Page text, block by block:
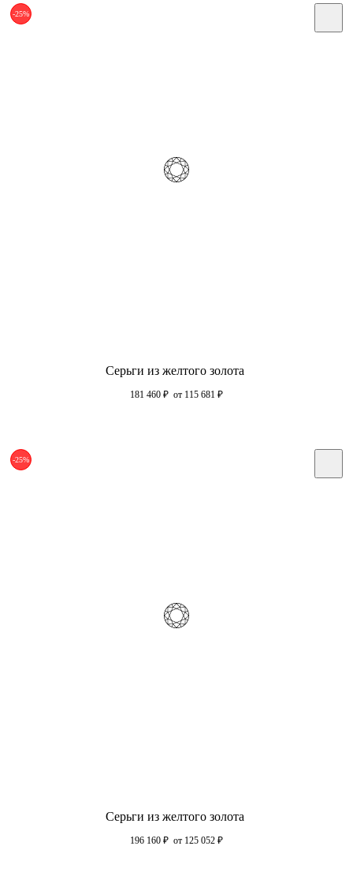
-25%
Серьги из желтого золота
181 460 ₽ от 115 681 ₽
-25%
Серьги из желтого золота
196 160 ₽ от 125 052 ₽